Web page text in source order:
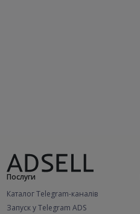
Послуги
Каталог Telegram-каналів
Запуск у Telegram ADS